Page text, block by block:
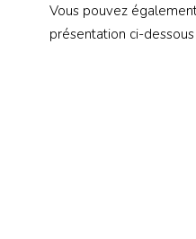
Vous pouvez
présentation ci-dessous